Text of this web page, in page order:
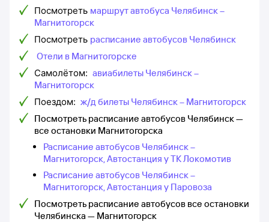
Посмотреть маршрут автобуса Челябинск –
Магнитогорск
Посмотреть расписание автобусов Челябинск
Отели в Магнитогорске
Самолётом: авиабилеты Челябинск –
Магнитогорск
Поездом: ж/д билеты Челябинск – Магнитогорск
Посмотреть расписание автобусов Челябинск —
все остановки Магнитогорска
Расписание автобусов Челябинск –
Магнитогорск, Автостанция у ТК Локомотив
Расписание автобусов Челябинск –
Магнитогорск, Автостанция у Паровоза
Посмотреть расписание автобусов все остановки
Челябинска — Магнитогорск